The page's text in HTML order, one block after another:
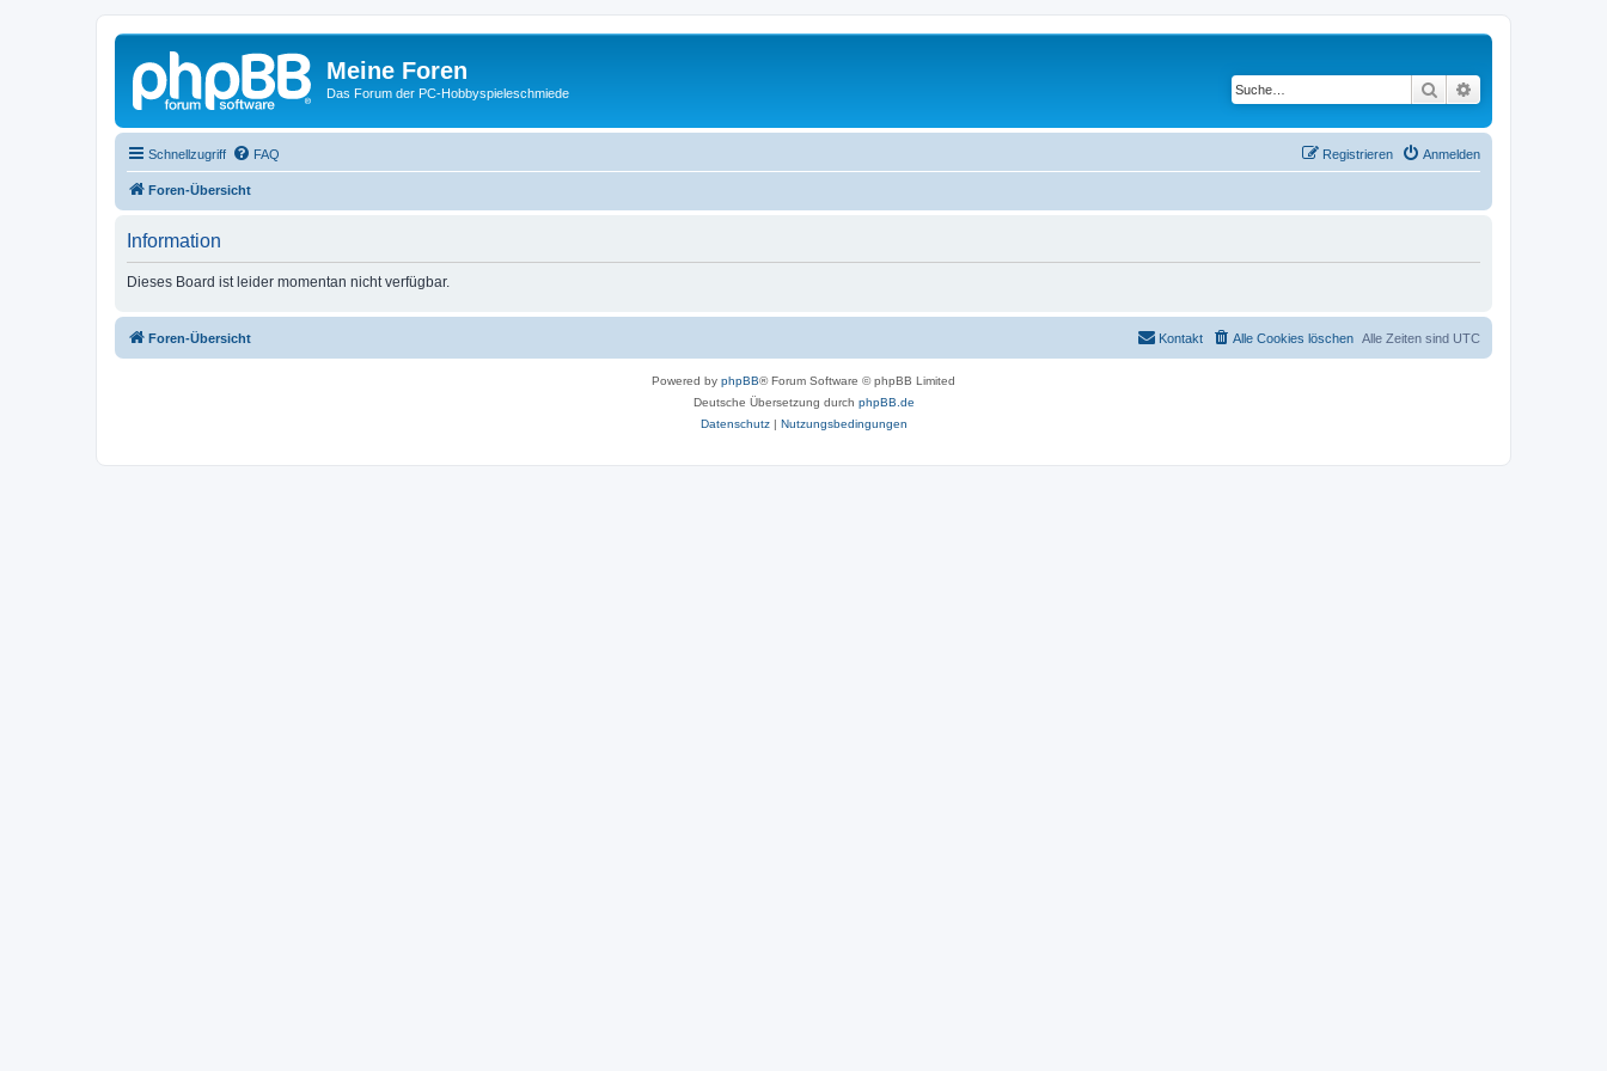
Meine Foren
Das Forum der PC-Hobbyspieleschmiede Suche
Schnellzugriff FAQ Anmelden
Registrieren
Foren-Übersicht
Information
Dieses Board ist leider momentan nicht verfügbar.
Foren-Übersicht Alle Zeiten sind UTC
Alle Cookies löschen
Kontakt
Powered by phpBB® Forum Software © phpBB Limited
Deutsche Übersetzung durch phpBB.de
Datenschutz| Nutzungsbedingungen